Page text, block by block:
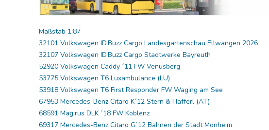
Maßstab 1:87
32101 Volkswagen ID.Buzz Cargo Landesgartenschau Ellwangen 2026
32107 Volkswagen ID.Buzz Cargo Stadtwerke Bayreuth
52920 Volkswagen Caddy ´11 FW Venusberg
53775 Volkswagen T6 Luxambulance (LU)
53918 Volkswagen T6 First Responder FW Waging am See
67953 Mercedes-Benz Citaro K´12 Stern & Hafferl (AT)
68591 Magirus DLK ´18 FW Koblenz
69317 Mercedes-Benz Citaro G´12 Bahnen der Stadt Monheim